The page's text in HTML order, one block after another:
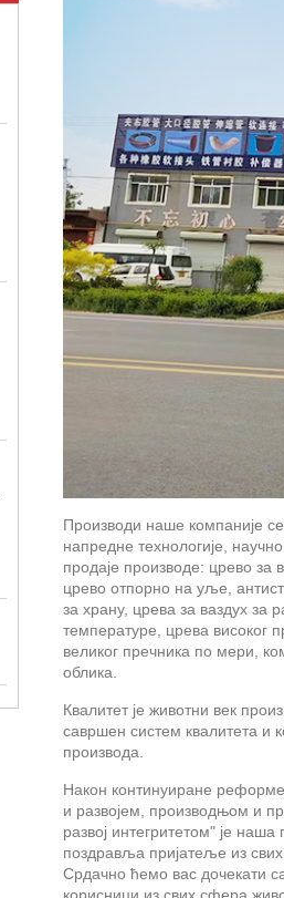
Производи наше компаније
напредне технологије,
продаје производе: црево за
црево отпорно на уље,
за храну, црева за ваздух за
температуре, црева високог
великог пречника по мери,
облика.
Квалитет је животни век
савршен систем квалитета и
производа.
Након континуиране
и развојем, производњом и
развој интегритетом" је
поздравља пријатеље из
Срдачно ћемо вас дочекати
корисници из свих сфера